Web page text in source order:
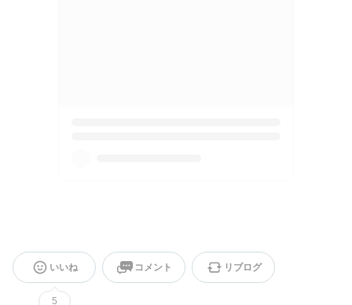
いいね
5
コメント リブログ